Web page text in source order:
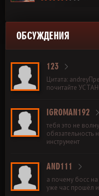
ОБСУЖДЕНИЯ
123
Цитата:
почитайте
IGROMAN192
тебя это не
инструмент
AND111
а почему босс
уже час прошёл